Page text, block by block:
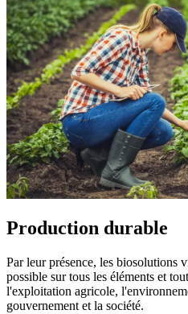
Production durable
Par leur présence, les biosolutions
possible sur tous les éléments et
l'exploitation agricole,
gouvernement et la société.